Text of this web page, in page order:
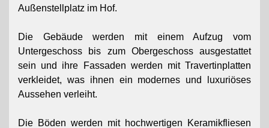
Außenstellplatz im Hof.
Die Gebäude werden mit einem Aufzug vom
Untergeschoss bis zum Obergeschoss ausgestattet
sein und ihre Fassaden werden mit Travertinplatten
verkleidet, was ihnen ein modernes und luxuriöses
Aussehen verleiht.
Die Böden werden mit hochwertigen Keramikfliesen